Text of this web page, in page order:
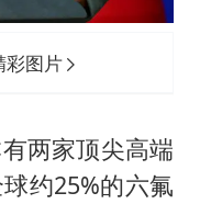
彩图片
两家顶尖高端
约25%的六氟